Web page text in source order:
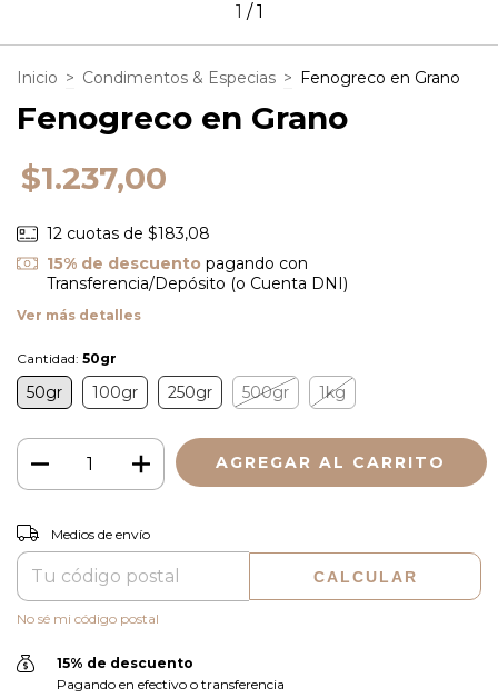
1 /1
Inicio > Condimentos & Especias > Fenogreco en Grano
Fenogreco en Grano
$1.237,00
12 cuotas de $183,08
15% de descuento pagando con
Transferencia/Depósito (o Cuenta DNI)
Ver más detalles
Cantidad: 50gr
50gr 100gr 250gr 500gr 1kg
Entregas para el CP:
Medios de envío
CALCULAR
No sé mi código postal
15% de descuento
Pagando en efectivo o transferencia